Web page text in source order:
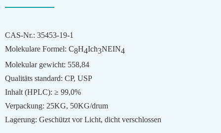
CAS-Nr.: 35453-19-1
Molekulare Formel: C8H4Ich3NEIN4
Molekular gewicht: 558,84
Qualitäts standard: CP, USP
Inhalt (HPLC): ≥ 99,0%
Verpackung: 25KG, 50KG/drum
Lagerung: Geschützt vor Licht, dicht verschlossen